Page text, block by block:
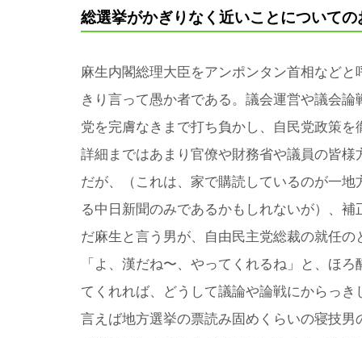
総選挙がかぎりなく近いことについて
麻生内閣総理大臣をアンポンタン首相などと
きり言って愚か者である。議会運営や議会論
党を完膚なきまで打ち負かし、自民党政策を
詳細まではあまり官僚や財務省や議員の皆様
だが、（これは、家で購読しているのが一地
る中日新聞のみであるかもしれないが）、補
だ麻生と言う男が、自由民主党総裁の就任の
「よ、漢だね〜、やってくれるね」と、ほ
てくれれば、どうして議論や論戦にからっき
言えば地方選挙の票読み固めくらいの寝技男